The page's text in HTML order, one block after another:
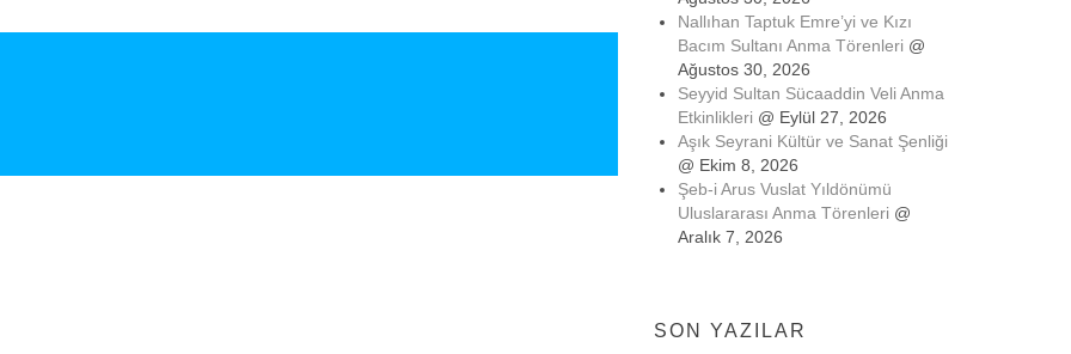
Nallıhan Taptuk Emre’yi ve Kızı
Bacım Sultanı Anma Törenleri @
Ağustos 30, 2026
Seyyid Sultan Sücaaddin Veli Anma
Etkinlikleri @ Eylül 27, 2026
Aşık Seyrani Kültür ve Sanat Şenliği
@ Ekim 8, 2026
Şeb-i Arus Vuslat Yıldönümü
Uluslararası Anma Törenleri @
Aralık 7, 2026
SON YAZILAR